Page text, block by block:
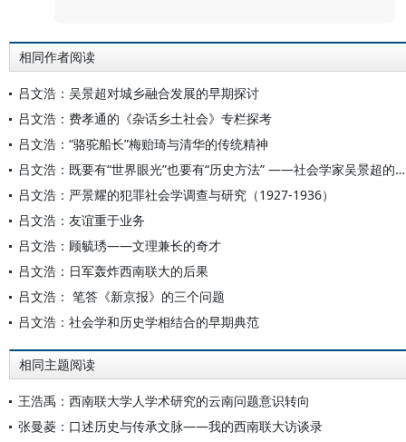
相同作者阅读
吕文浩：吴景超对城乡融合发展的早期探讨
吕文浩：费孝通的《杂话乡土社会》专栏探考
吕文浩：“骆驼船长”梅贻琦与清华的传统精神
吕文浩：既要有“世界眼光”也要有“历史方法” ——社会学家吴景超的治学之道
吕文浩：严景耀的犯罪社会学调查与研究（1927-1936）
吕文浩：友谊重于业务
吕文浩：顾毓琇——文理兼长的奇才
吕文浩：日军轰炸西南联大的后果
吕文浩： 笔答《新京报》的三个问题
吕文浩：社会学和历史学相结合的早期典范
相同主题阅读
王浩禹：西南联大学人学术研究的云南问题意识转向
张曼菱：口述历史与传承文脉——我的西南联大访谈录